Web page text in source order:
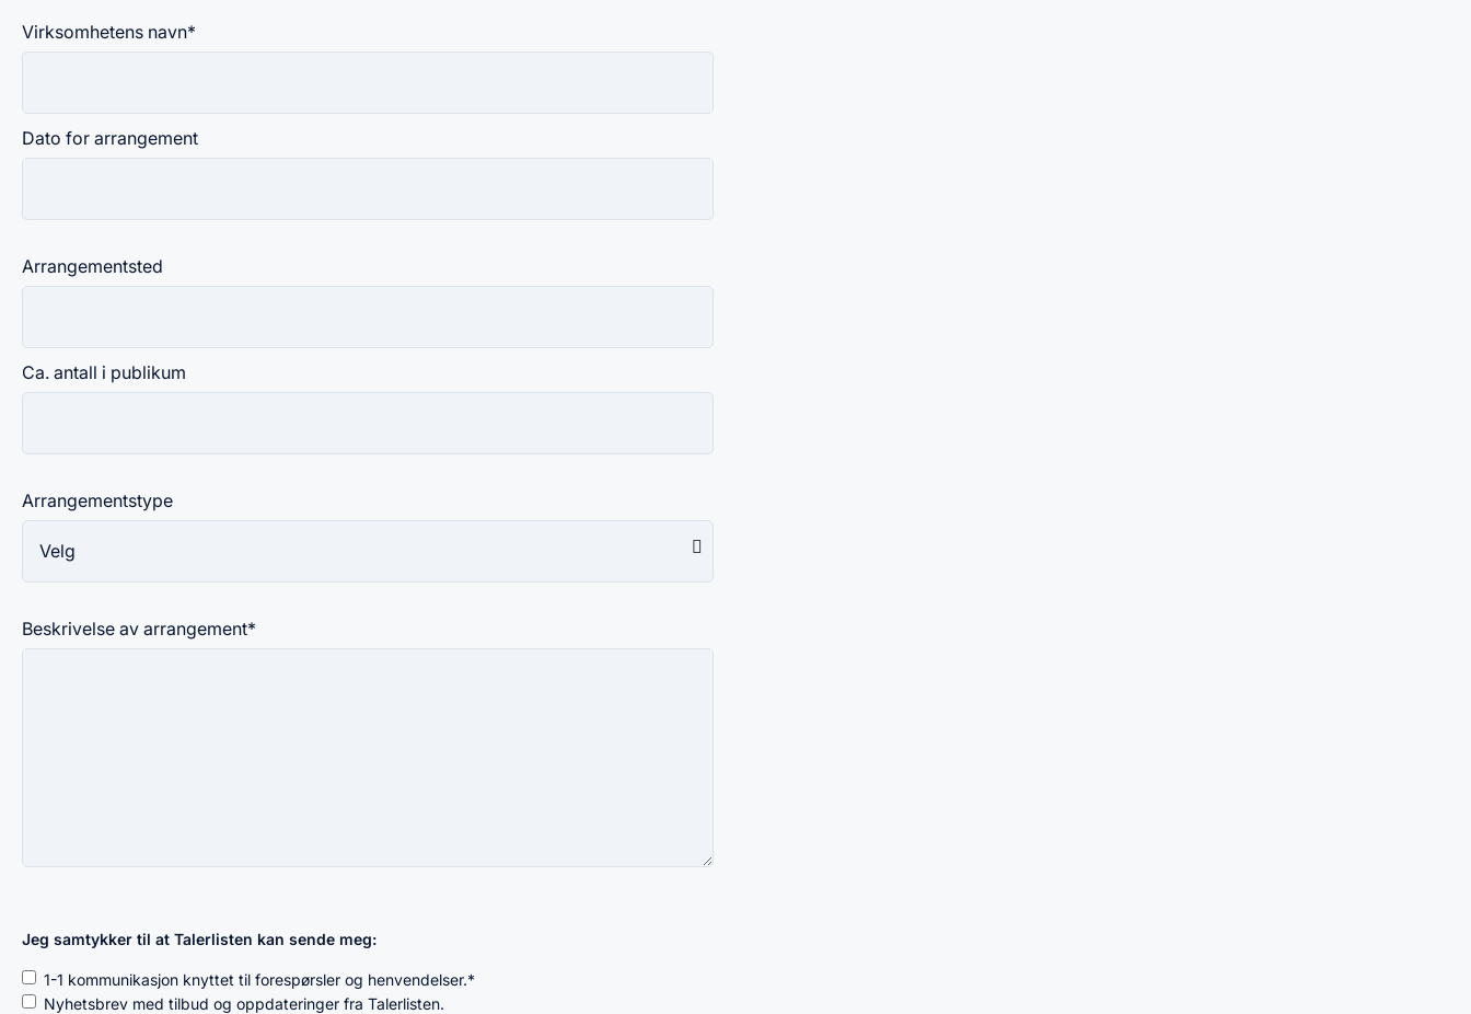
Virksomhetens navn*
Dato for arrangement
Arrangementsted
Ca. antall i publikum
Arrangementstype
Beskrivelse av arrangement*
Jeg samtykker til at Talerlisten kan sende meg:
1-1 kommunikasjon knyttet til forespørsler og henvendelser.*
Nyhetsbrev med tilbud og oppdateringer fra Talerlisten.